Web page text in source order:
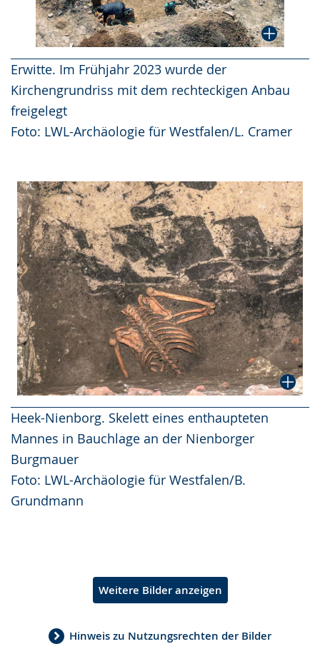
Erwitte. Im Frühjahr 2023 wurde der
Kirchengrundriss mit dem rechteckigen Anbau
freigelegt
Foto: LWL-Archäologie für Westfalen/L. Cramer
Heek-Nienborg. Skelett eines enthaupteten
Mannes in Bauchlage an der Nienborger
Burgmauer
Foto: LWL-Archäologie für Westfalen/B.
Grundmann
Weitere Bilder anzeigen
Hinweis zu Nutzungsrechten der Bilder